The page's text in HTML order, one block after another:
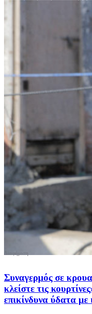
Συναγερμός σε
κλείστε τις
επικίνδυνα ύδατα με